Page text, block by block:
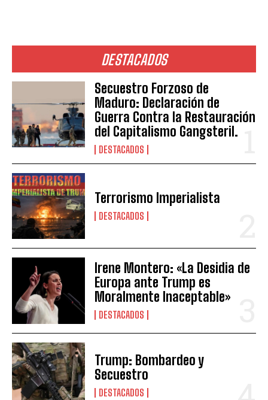
DESTACADOS
Secuestro Forzoso de
Maduro: Declaración de
Guerra Contra la Restauración
del Capitalismo Gangsteril.
DESTACADOS
Terrorismo Imperialista
DESTACADOS
Irene Montero: «La Desidia de
Europa ante Trump es
Moralmente Inaceptable»
DESTACADOS
Trump: Bombardeo y
Secuestro
DESTACADOS